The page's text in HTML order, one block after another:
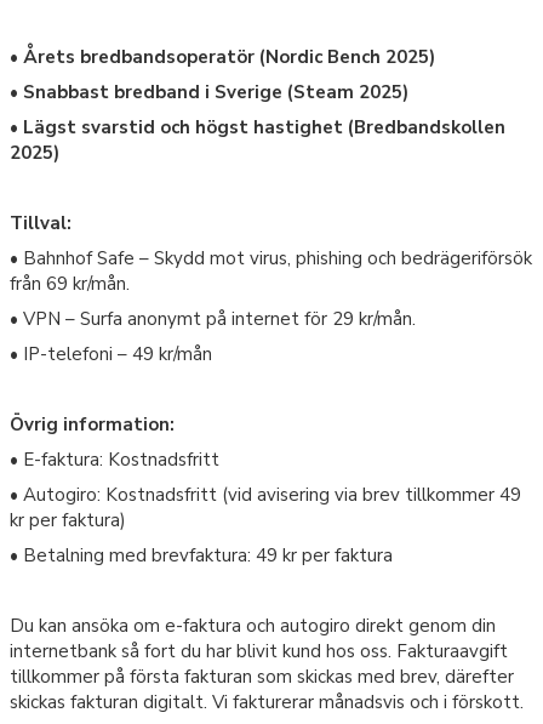
• Årets bredbandsoperatör (Nordic Bench 2025)
• Snabbast bredband i Sverige (Steam 2025)
• Lägst svarstid och högst hastighet (Bredbandskollen
2025)
Tillval:
• Bahnhof Safe – Skydd mot virus, phishing och bedrägeriförsök
från 69 kr/mån.
• VPN – Surfa anonymt på internet för 29 kr/mån.
• IP-telefoni – 49 kr/mån
Övrig information:
• E-faktura: Kostnadsfritt
• Autogiro: Kostnadsfritt (vid avisering via brev tillkommer 49
kr per faktura)
• Betalning med brevfaktura: 49 kr per faktura
Du kan ansöka om e-faktura och autogiro direkt genom din
internetbank så fort du har blivit kund hos oss. Fakturaavgift
tillkommer på första fakturan som skickas med brev, därefter
skickas fakturan digitalt. Vi fakturerar månadsvis och i förskott.